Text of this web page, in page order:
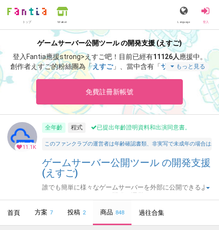
トップ Market Language 登入
ゲームサーバー公開ツール の開発支援 (えすご)
登入Fantia應援strong>えすご吧！ 目前已經有11126人 應援中。
創作者えすご的粉絲團為「えすご」、當中含有「サポート感謝！
アドレス固定化「なし」・月額プランの招待キーです。
」等非常
もっと見る
免費註冊新帳號
11.1K
全年齡 程式 已提出年齡證明資料和出演同意書。
このファンクラブの運営者は年齢確認書類、非実写で未成年の場合は
ゲームサーバー公開ツール の開発支援
(えすご)
誰でも簡単に様々なゲームサーバーを外部に公開できるよ
首頁 方案 7 投稿 2 商品 848 過往合集